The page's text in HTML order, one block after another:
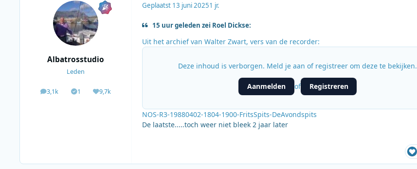
Albatrosstudio
Leden
3,1k
berichten1
Solutions9,7k
Waardering
Geplaatst 13 juni 20251 jr.
15 uur geleden zei Roel Dickse:
Uit het archief van Walter Zwart, vers van de recorder:
Deze inhoud is verborgen. Meld je aan of registreer om deze te bekijken.
Aanmelden of Registreren
NOS-R3-19880402-1804-1900-FritsSpits-DeAvondspits
De laatste.....toch weer niet bleek 2 jaar later